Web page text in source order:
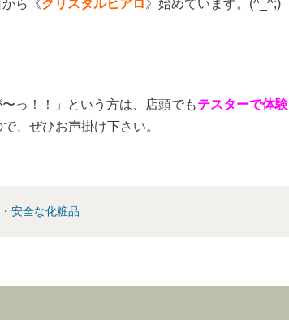
ら《クリスタルヒアロ》始めています。(^_^;)
〜っ！！」という方は、店頭でもテスターで体験
、ぜひお声掛け下さい。
安全な化粧品